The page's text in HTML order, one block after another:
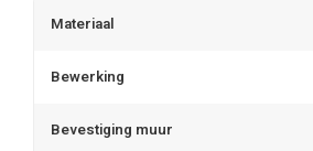
Materiaal
Bewerking
Bevestiging muur